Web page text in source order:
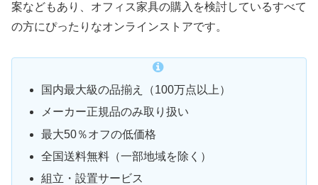
案などもあり、オフィス家具の購入を検討しているすべて
の方にぴったりなオンラインストアです。
国内最大級の品揃え（100万点以上）
メーカー正規品のみ取り扱い
最大50％オフの低価格
全国送料無料（一部地域を除く）
組立・設置サービス